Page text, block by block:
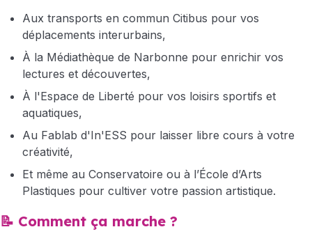
Aux transports en commun Citibus pour vos
déplacements interurbains,
À la Médiathèque de Narbonne pour enrichir vos
lectures et découvertes,
À l'Espace de Liberté pour vos loisirs sportifs et
aquatiques,
Au Fablab d'In'ESS pour laisser libre cours à votre
créativité,
Et même au Conservatoire ou à l’École d’Arts
Plastiques pour cultiver votre passion artistique.
📝 Comment ça marche ?